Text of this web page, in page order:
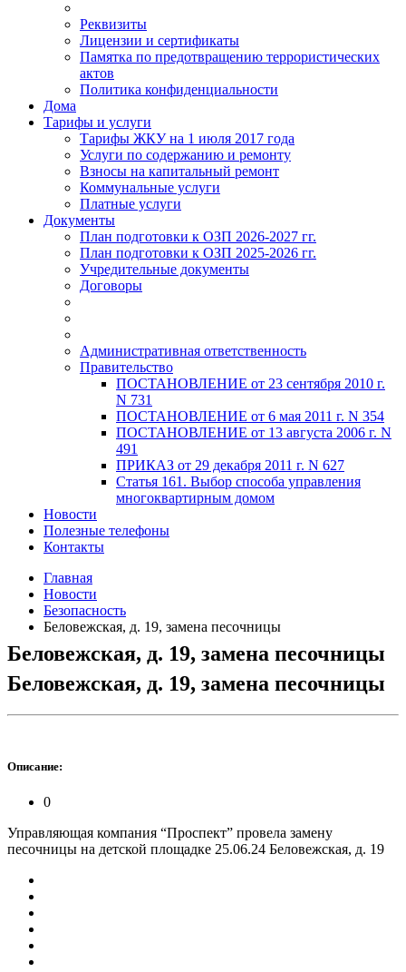
Реквизиты
Лицензии и сертификаты
Памятка по предотвращению террористических
актов
Политика конфиденциальности
Дома
Тарифы и услуги
Тарифы ЖКУ на 1 июля 2017 года
Услуги по содержанию и ремонту
Взносы на капитальный ремонт
Коммунальные услуги
Платные услуги
Документы
План подготовки к ОЗП 2026-2027 гг.
План подготовки к ОЗП 2025-2026 гг.
Учредительные документы
Договоры
Административная ответственность
Правительство
ПОСТАНОВЛЕНИЕ от 23 сентября 2010 г.
N 731
ПОСТАНОВЛЕНИЕ от 6 мая 2011 г. N 354
ПОСТАНОВЛЕНИЕ от 13 августа 2006 г. N
491
ПРИКАЗ от 29 декабря 2011 г. N 627
Статья 161. Выбор способа управления
многоквартирным домом
Новости
Полезные телефоны
Контакты
Главная
Новости
Безопасность
Беловежская, д. 19, замена песочницы
Беловежская, д. 19, замена песочницы
Беловежская, д. 19, замена песочницы
Описание:
0
Управляющая компания “Проспект” провела замену
песочницы на детской площадке 25.06.24 Беловежская, д. 19